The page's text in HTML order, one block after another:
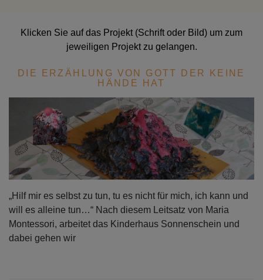
Klicken Sie auf das Projekt (Schrift oder Bild) um zum
jeweiligen Projekt zu gelangen.
DIE ERZÄHLUNG VON GOTT DER KEINE
HÄNDE HAT
„Hilf mir es selbst zu tun, tu es nicht für mich, ich kann und
will es alleine tun…“ Nach diesem Leitsatz von Maria
Montessori, arbeitet das Kinderhaus Sonnenschein und
dabei gehen wir